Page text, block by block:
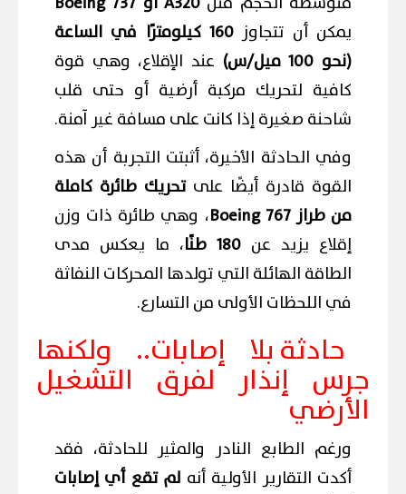
يمكن أن تتجاوز
160 كيلومترًا في الساعة
(نحو 100 ميل/س)
عند الإقلاع، وهي قوة
كافية لتحريك مركبة أرضية أو حتى قلب
شاحنة صغيرة إذا كانت على مسافة غير آمنة.
وفي الحادثة الأخيرة، أثبتت التجربة أن هذه
القوة قادرة أيضًا علىتحريك طائرة كاملة
من طراز Boeing 767
، وهي طائرة ذات وزن
إقلاع يزيد عن 180 طنًا
، ما يعكس مدى
الطاقة الهائلة التي تولدها المحركات النفاثة
في اللحظات الأولى من التسارع.
حادثة بلا إصابات.. ولكنها
جرس إنذار لفرق التشغيل
الأرضي
ورغم الطابع النادر والمثير للحادثة، فقد
أكدت التقارير الأولية أنه لم تقع أي إصابات